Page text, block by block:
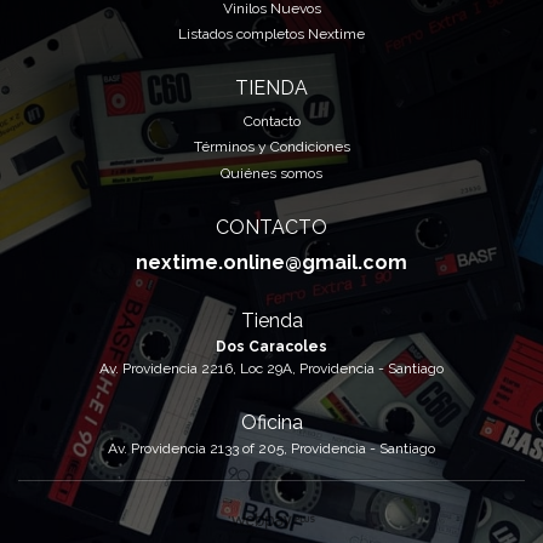
Vinilos Nuevos
Listados completos Nextime
TIENDA
Contacto
Términos y Condiciones
Quiénes somos
CONTACTO
nextime.online@gmail.com
Tienda
Dos Caracoles
Av. Providencia 2216, Loc 29A, Providencia - Santiago
Oficina
Av. Providencia 2133 of 205, Providencia - Santiago